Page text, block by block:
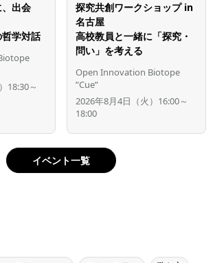
出会
学対話
18:30～
探究共創ワークショップ in
名古屋
高校教員と一緒に「探究・
問い」を考える
Open Innovation Biotope
”Cue”
2026年8月4日（火）16:00～
18:00
イベント一覧